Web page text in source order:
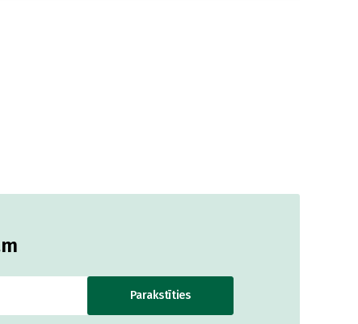
Parakstīties